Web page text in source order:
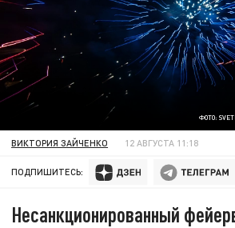
ФОТО:
ВИКТОРИЯ ЗАЙЧЕНКО 12 АВГУСТА 11:18
ПОДПИШИТЕСЬ:
Несанкционированный